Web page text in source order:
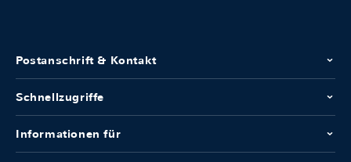
Postanschrift & Kontakt
Schnellzugriffe
Informationen für